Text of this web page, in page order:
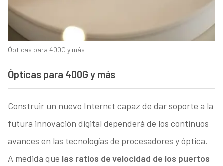
Ópticas para 400G y más
Ópticas para 400G y más
Construir un nuevo Internet capaz de dar soporte a la
futura innovación digital dependerá de los continuos
avances en las tecnologías de procesadores y óptica.
A medida que las ratios de velocidad de los puertos